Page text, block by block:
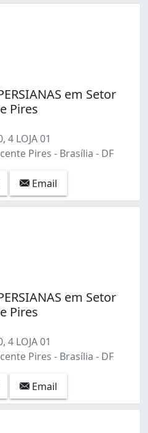
em Setor
Pires
4 LOJA 01
Pires - Brasília - DF
Email
em Setor
Pires
4 LOJA 01
Pires - Brasília - DF
Email